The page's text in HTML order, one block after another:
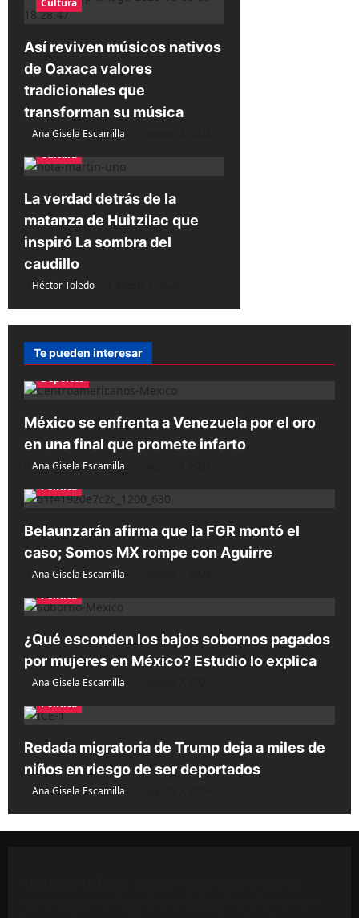
a
s
Así reviven músicos nativos
de Oaxaca valores
tradicionales que
transforman su música
Ana Gisela Escamilla
Cultura
La verdad detrás de la
matanza de Huitzilac que
inspiró La sombra del
caudillo
Héctor Toledo
Te pueden interesar
Deportes
México se enfrenta a Venezuela por el oro
en una final que promete infarto
Ana Gisela Escamilla
Política
Belaunzarán afirma que la FGR montó el
caso; Somos MX rompe con Aguirre
Ana Gisela Escamilla
Política
¿Qué esconden los bajos sobornos pagados
por mujeres en México? Estudio lo explica
Ana Gisela Escamilla
Política
Redada migratoria de Trump deja a miles de
niños en riesgo de ser deportados
Ana Gisela Escamilla